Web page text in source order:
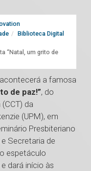
Biblioteca Digital
“Natal, um grito de
a famosa
de paz!”, do
da
(UPM), em
Presbiteriano
Secretaria de
espetáculo
dará início às